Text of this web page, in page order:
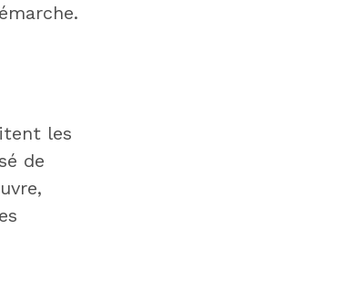
les
de